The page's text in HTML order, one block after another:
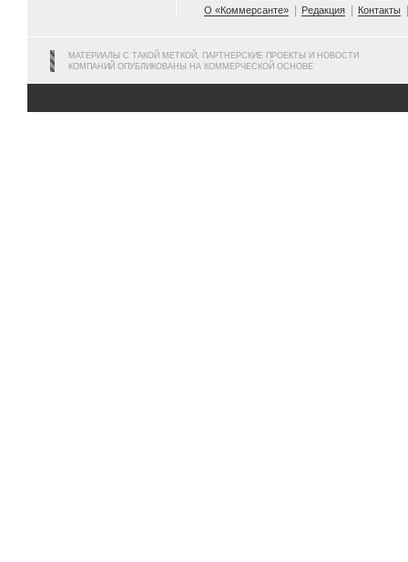
О «Коммерсанте»
Редакция Контакты
МАТЕРИАЛЫ С ТАКОЙ МЕТКОЙ, ПАРТНЕРСКИЕ ПРОЕКТЫ И НОВОСТИ
КОМПАНИЙ ОПУБЛИКОВАНЫ НА КОММЕРЧЕСКОЙ ОСНОВЕ